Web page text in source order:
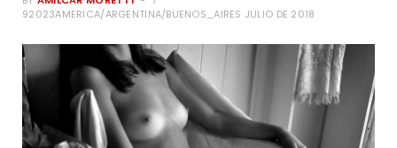
92023AMERICA/ARGENTINA/BUENOS_AIRES JULIO DE 2018